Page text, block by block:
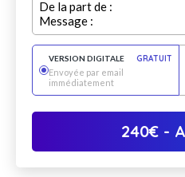
De la part de :
Message :
VERSION DIGITALE
GRATUIT
Envoyée par email
immédiatement
240€-